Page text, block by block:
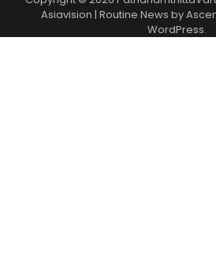
Asiavision | Routine News by
WordPress.